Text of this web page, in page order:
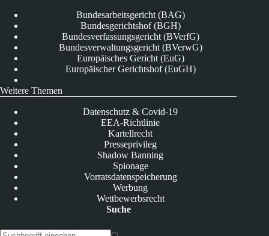
Bundesarbeitsgericht (BAG)
Bundesgerichtshof (BGH)
Bundesverfassungsgericht (BVerfG)
Bundesverwaltungsgericht (BVerwG)
Europäisches Gericht (EuG)
Europäischer Gerichtshof (EuGH)
Weitere Themen
Datenschutz & Covid-19
EEA-Richtlinie
Kartellrecht
Presseprivileg
Shadow Banning
Spionage
Vorratsdatenspeicherung
Werbung
Wettbewerbsrecht
Suche